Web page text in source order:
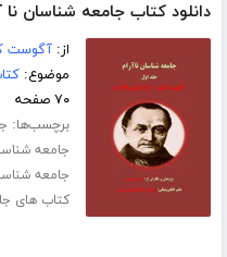
دانلود کتاب جامعه شناسان نا
از:آگوست
موضوع:
۷۰ صفحه
برچسب‌ها:
جامعه
جامعه
کتاب های